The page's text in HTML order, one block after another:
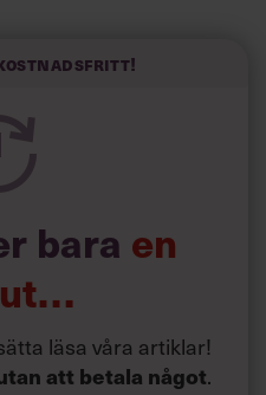
fötterna på jorden. Hellre
brukar sammanfatta de
fram i undersökningar.”
”Led som i
av pandemin”
bara en
läsa våra artiklar!
att betala något.